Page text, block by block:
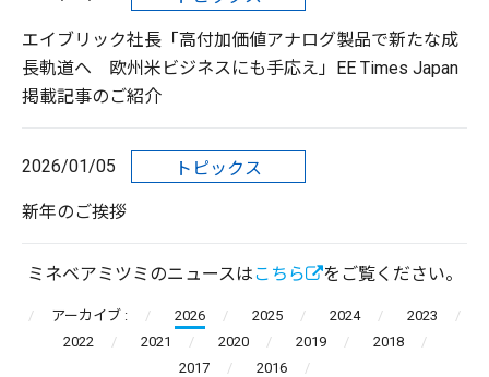
エイブリック社長「高付加価値アナログ製品で新たな成
長軌道へ 欧州米ビジネスにも手応え」EE Times Japan
掲載記事のご紹介
2026/01/05 トピックス
新年のご挨拶
ミネベアミツミのニュースはこちら をご覧ください。
アーカイブ : 2026 2025 2024
2023
2022
2021 2020 2019
2018
2017
2016